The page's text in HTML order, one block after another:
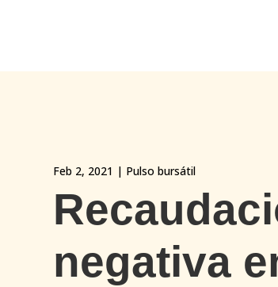
Feb 2, 2021 | Pulso bursátil
negativa